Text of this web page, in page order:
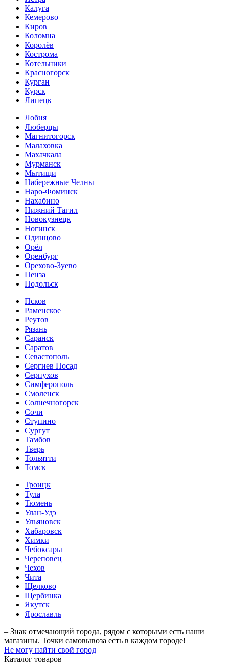
Калуга
Кемерово
Киров
Коломна
Королёв
Кострома
Котельники
Красногорск
Курган
Курск
Липецк
Лобня
Люберцы
Магнитогорск
Малаховка
Махачкала
Мурманск
Мытищи
Набережные Челны
Наро-Фоминск
Нахабино
Нижний Тагил
Новокузнецк
Ногинск
Одинцово
Орёл
Оренбург
Орехово-Зуево
Пенза
Подольск
Псков
Раменское
Реутов
Рязань
Саранск
Саратов
Севастополь
Сергиев Посад
Серпухов
Симферополь
Смоленск
Солнечногорск
Сочи
Ступино
Сургут
Тамбов
Тверь
Тольятти
Томск
Троицк
Тула
Тюмень
Улан-Удэ
Ульяновск
Хабаровск
Химки
Чебоксары
Череповец
Чехов
Чита
Щелково
Щербинка
Якутск
Ярославль
– Знак отмечающий города, рядом с которыми есть наши
магазины. Точки самовывоза есть в каждом городе!
Не могу найти свой город
Каталог товаров